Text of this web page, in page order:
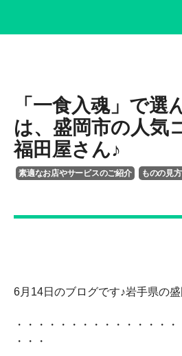
書籍・DVD
イベント・講演情報
履歴書
書籍・DVD
お問い合わせ
「一食入魂」で選
は、盛岡市の人気
福田屋さん♪
素適なお店やサービスのご紹介 ものの見
6月14日のブログです♪岩手県の
・・・・・・・・・・・・・・
・・・